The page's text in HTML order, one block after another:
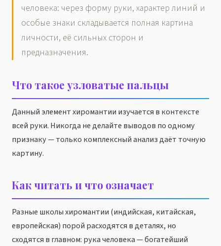
человека: через форму руки, характер линий и
особые знаки складывается полная картина
личности, её сильных сторон и
предназначения.
Что такое узловатые пальцы
Данный элемент хиромантии изучается в контексте
всей руки. Никогда не делайте выводов по одному
признаку — только комплексный анализ даёт точную
картину.
Как читать и что означает
Разные школы хиромантии (индийская, китайская,
европейская) порой расходятся в деталях, но
сходятся в главном: рука человека — богатейший